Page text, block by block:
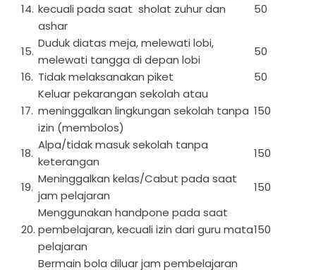
14. kecuali pada saat sholat zuhur dan
ashar
50
15.
Duduk diatas meja, melewati lobi,
melewati tangga di depan lobi
50
16. Tidak melaksanakan piket 50
17.
Keluar pekarangan sekolah atau
meninggalkan lingkungan sekolah tanpa
izin (membolos)
150
18.
Alpa/tidak masuk sekolah tanpa
keterangan
150
19.
Meninggalkan kelas/Cabut pada saat
jam pelajaran
150
20.
Menggunakan handpone pada saat
pembelajaran, kecuali izin dari guru mata
pelajaran
150
Bermain bola diluar jam pembelajaran